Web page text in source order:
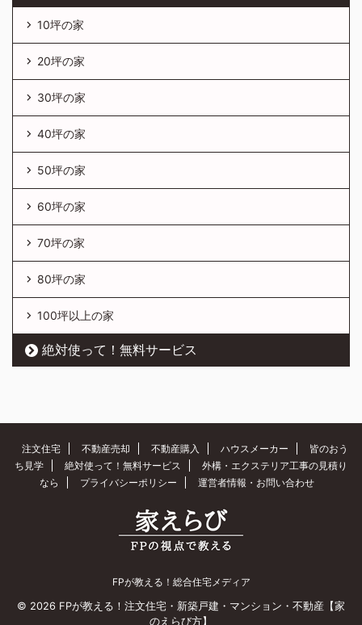
10坪の家
20坪の家
30坪の家
40坪の家
50坪の家
60坪の家
70坪の家
80坪の家
100坪以上の家
絶対使って！無料サービス
注文住宅 不動産売却 不動産購入 ハウスメーカー
皆のおう
ち見学
絶対使って！無料サービス
外構・エクステリア工事の見積り
なら
プライバシーポリシー 運営者情報・お問い合わせ
FPが教える！総合住宅メディア
© 2026 FPが教える！注文住宅・新築戸建・マンション・不動産【家
のえらび方】